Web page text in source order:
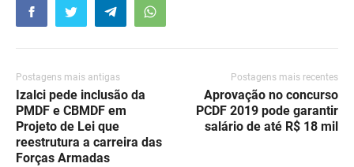
Postagens mais antigas
Izalci pede inclusão da
PMDF e CBMDF em
Projeto de Lei que
reestrutura a carreira das
Forças Armadas
Postagens mais recentes
Aprovação no concurso
PCDF 2019 pode garantir
salário de até R$ 18 mil